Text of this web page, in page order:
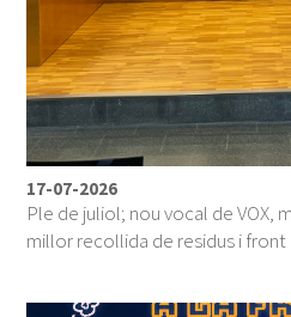
17-07-2026
Ple de juliol; nou vocal de VOX,
millor recollida de residus i